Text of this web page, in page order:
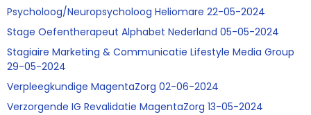
Psycholoog/Neuropsycholoog Heliomare 22-05-2024
Stage Oefentherapeut Alphabet Nederland 05-05-2024
Stagiaire Marketing & Communicatie Lifestyle Media Group
29-05-2024
Verpleegkundige MagentaZorg 02-06-2024
Verzorgende IG Revalidatie MagentaZorg 13-05-2024